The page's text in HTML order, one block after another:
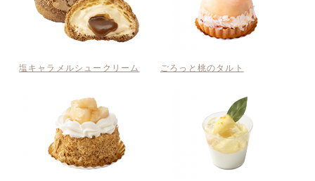
塩キャラメルシュークリーム ごろっと桃のタルト